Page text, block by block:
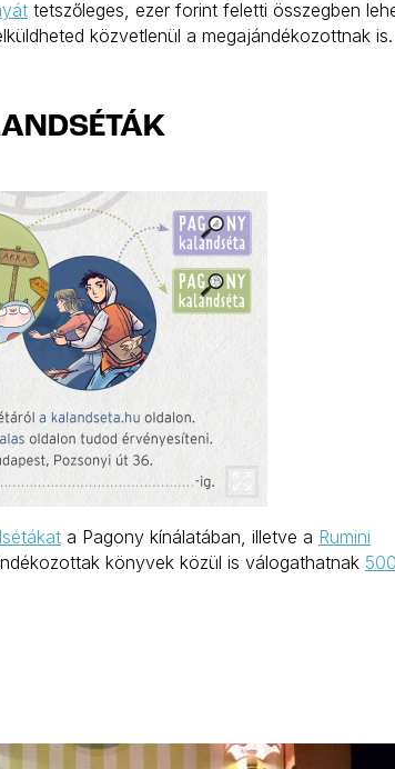
tetszőleges, ezer forint feletti összegben
közvetlenül a megajándékozottnak is.
a Pagony kínálatában, illetve a Rumini
könyvek közül is válogathatnak